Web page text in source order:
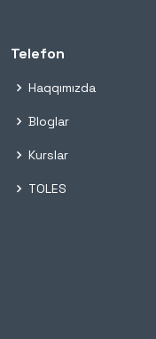
Telefon
Haqqımızda
Bloglar
Kurslar
TOLES